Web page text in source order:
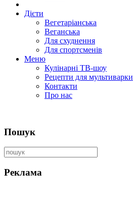
Дієти
Вегетаріанська
Веганська
Для схуднення
Для спортсменів
Меню
Кулінарні ТВ-шоу
Рецепти для мультиварки
Контакти
Про нас
Пошук
Реклама